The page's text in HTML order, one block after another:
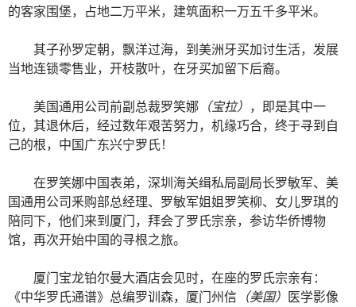
的客家围堡，占地二万平米，建筑面积一万五千多平米。
其子孙罗定朝，飘洋过海，到美洲牙买加讨生活，发展
当地连锁零售业，开枝散叶，在牙买加留下后裔。
美国通用公司前副总裁罗笑娜 （宝拉） ，即是其中一
位，其退休后，经过数年艰苦努力，机缘巧合，终于寻到自
己的根，中国广东兴宁罗氏！
在罗笑娜中国表弟，深圳海关缉私局副局长罗敏军、美
国通用公司釆购部总经理、罗敏军姐姐罗笑柳、女儿罗琪的
陪同下，他们来到厦门，拜会了罗氏宗亲，参访华侨博物
馆，再次开始中国的寻根之旅。
厦门宝龙铂尔曼大酒店会见时，在座的罗氏宗亲有：
《中华罗氏通谱》总编罗训森，厦门州信 （美国） 医学影像